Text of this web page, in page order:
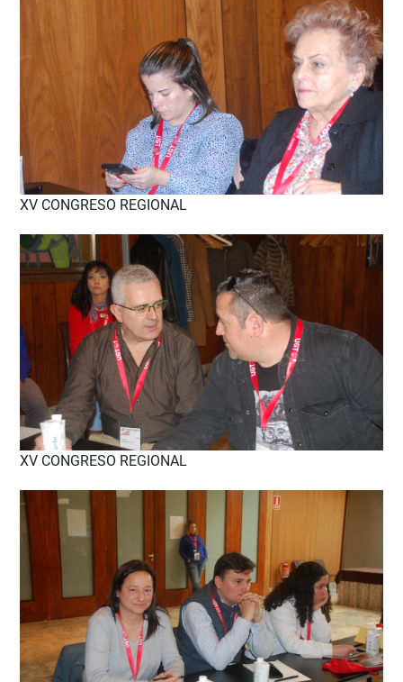
XV CONGRESO REGIONAL
XV CONGRESO REGIONAL